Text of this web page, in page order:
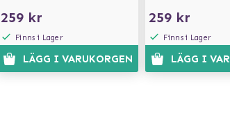
259 kr
Finns i Lager
LÄGG I VARUKORGEN
259 kr
Finns i Lager
LÄGG I